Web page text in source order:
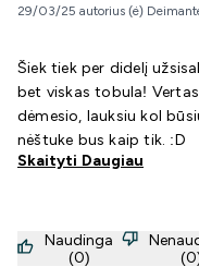
29/03/25 autorius (ė)
Šiek tiek per didelį
bet viskas tobula! Vertas
dėmesio, lauksiu kol
nėštuke bus kaip tik. :D
Skaityti Daugiau
Naudinga
(0)